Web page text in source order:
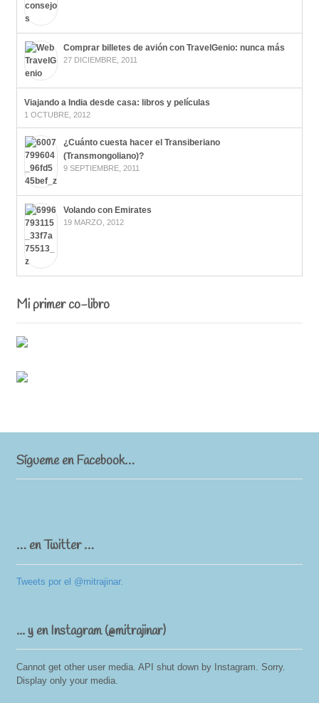
Comprar billetes de avión con TravelGenio: nunca más
27 DICIEMBRE, 2011
Viajando a India desde casa: libros y películas
1 OCTUBRE, 2012
¿Cuánto cuesta hacer el Transiberiano
(Transmongoliano)?
9 SEPTIEMBRE, 2011
Volando con Emirates
19 MARZO, 2012
Mi primer co-libro
Sígueme en Facebook…
… en Twitter …
Tweets por el @mitrajinar.
... y en Instagram (@mitrajinar)
Cannot get other user media. API shut down by Instagram. Sorry.
Display only your media.